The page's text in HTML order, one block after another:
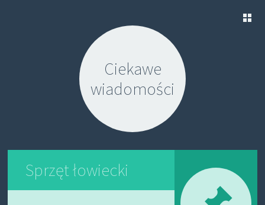
Ciekawe
wiadomości
Sprzęt łowiecki